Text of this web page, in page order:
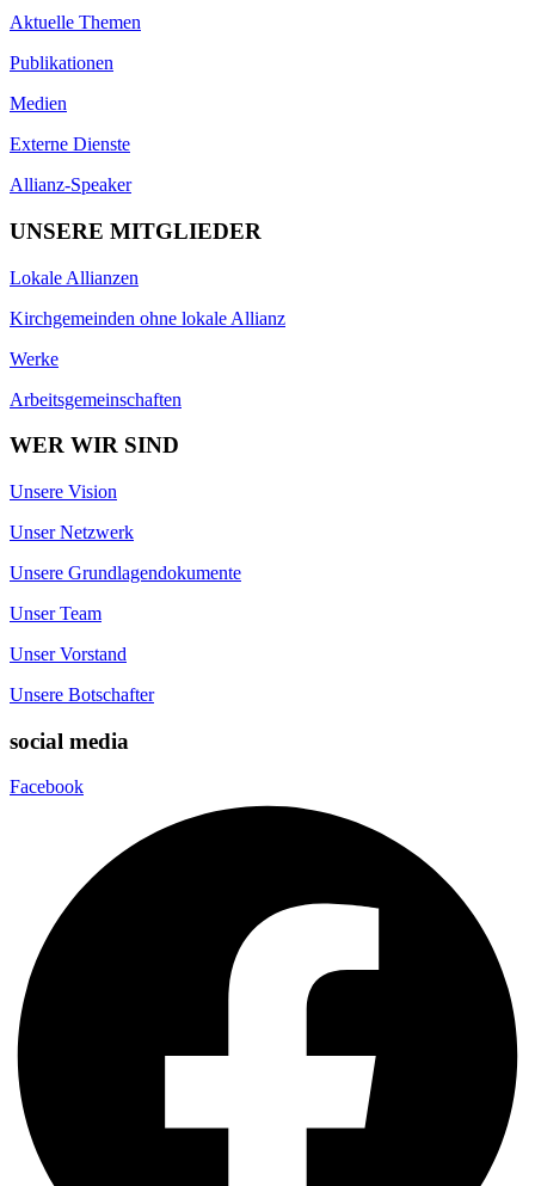
Aktuelle Themen
Publikationen
Medien
Externe Dienste
Allianz-Speaker
UNSERE MITGLIEDER
Lokale Allianzen
Kirchgemeinden ohne lokale Allianz
Werke
Arbeitsgemeinschaften
WER WIR SIND
Unsere Vision
Unser Netzwerk
Unsere Grundlagendokumente
Unser Team
Unser Vorstand
Unsere Botschafter
social media
Facebook